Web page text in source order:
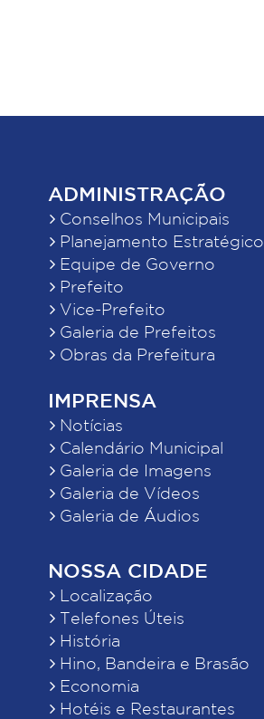
ADMINISTRAÇÃO
Conselhos Municipais
Planejamento Estratégico
Equipe de Governo
Prefeito
Vice-Prefeito
Galeria de Prefeitos
Obras da Prefeitura
IMPRENSA
Notícias
Calendário Municipal
Galeria de Imagens
Galeria de Vídeos
Galeria de Áudios
NOSSA CIDADE
Localização
Telefones Úteis
História
Hino, Bandeira e Brasão
Economia
Hotéis e Restaurantes